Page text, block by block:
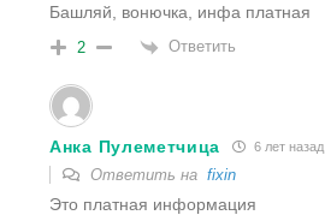
Башляй, вонючка, инфа платная
2 Ответить
Анка Пулеметчица 6 лет назад
Ответить на fixin
Это платная информация